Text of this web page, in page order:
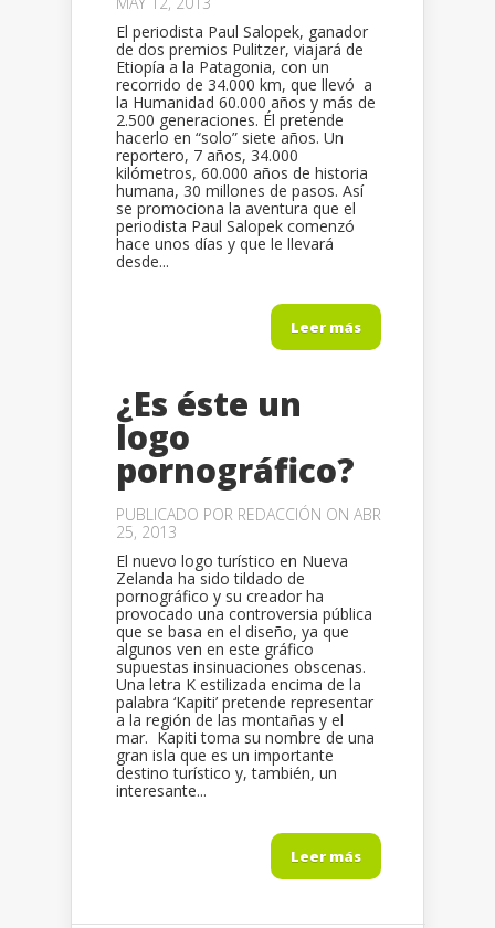
El periodista Paul Salopek, ganador
de dos premios Pulitzer, viajará de
Etiopía a la Patagonia, con un
recorrido de 34.000 km, que llevó a
la Humanidad 60.000 años y más de
2.500 generaciones. Él pretende
hacerlo en “solo” siete años. Un
reportero, 7 años, 34.000
kilómetros, 60.000 años de historia
humana, 30 millones de pasos. Así
se promociona la aventura que el
periodista Paul Salopek comenzó
hace unos días y que le llevará
desde...
Leer más
¿Es éste un
logo
pornográfico?
PUBLICADO POR REDACCIÓN ON ABR
25, 2013
El nuevo logo turístico en Nueva
Zelanda ha sido tildado de
pornográfico y su creador ha
provocado una controversia pública
que se basa en el diseño, ya que
algunos ven en este gráfico
supuestas insinuaciones obscenas.
Una letra K estilizada encima de la
palabra ‘Kapiti’ pretende representar
a la región de las montañas y el
mar. Kapiti toma su nombre de una
gran isla que es un importante
destino turístico y, también, un
interesante...
Leer más